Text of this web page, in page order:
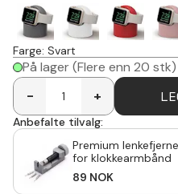
Farge: Svart
På lager(Flere enn 20 stk)
-
+
Anbefalte tilvalg:
Premium
for klokkearmbånd
89 NOK